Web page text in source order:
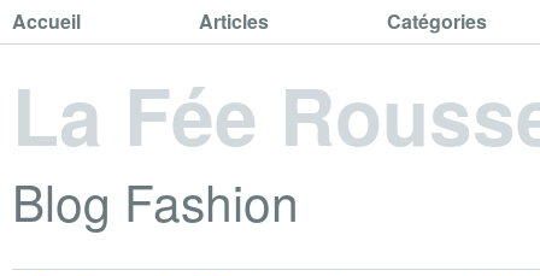
Accueil Articles Catégories
La Fée
Blog Fashion